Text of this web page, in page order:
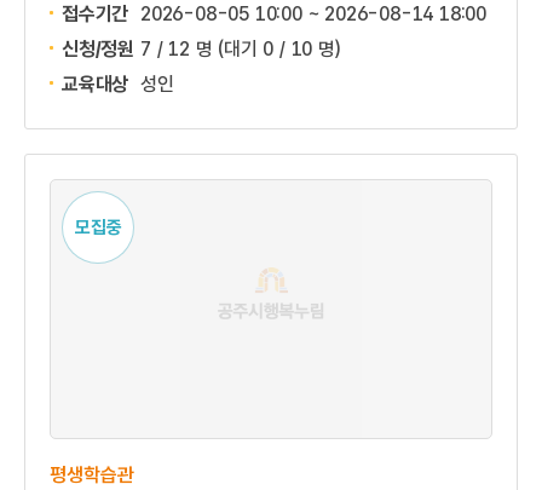
접수기간 2026-08-05 10:00 ~ 2026-08-14 18:00
신청/정원 7 / 12 명 (대기 0 / 10 명)
교육대상 성인
모집중
평생학습관